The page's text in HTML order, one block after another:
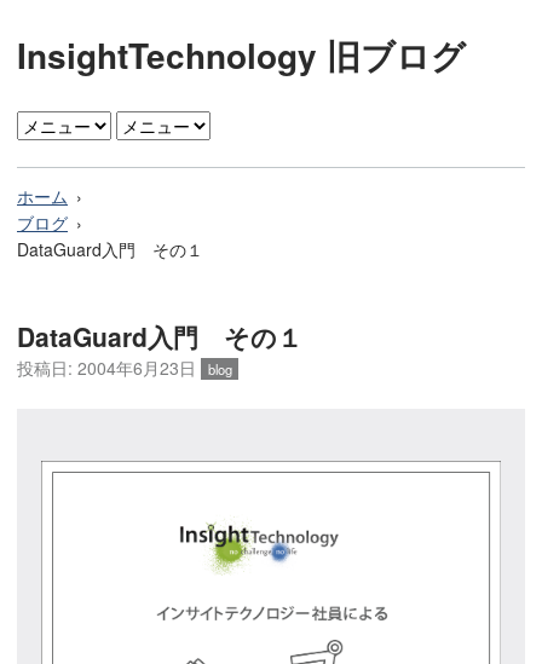
InsightTechnology 旧ブログ
ホーム
ブログ
DataGuard入門 その１
DataGuard入門 その１
投稿日: 2004年6月23日 blog